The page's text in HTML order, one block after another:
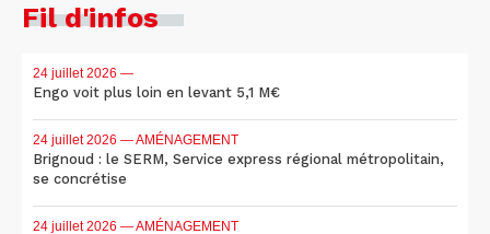
Fil d'infos
24 juillet 2026 —
Engo voit plus loin en levant 5,1 M€
24 juillet 2026 — AMÉNAGEMENT
Brignoud : le SERM, Service express régional métropolitain,
se concrétise
24 juillet 2026 — AMÉNAGEMENT